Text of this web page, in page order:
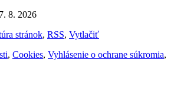
8. 2026
stránok, RSS, Vytlačiť
, Cookies, Vyhlásenie o ochrane súkromia,